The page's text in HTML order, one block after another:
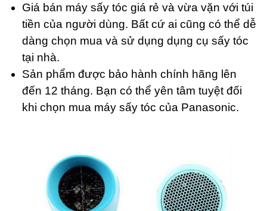
Giá bán máy sấy tóc giá rẻ và vừa vặn với túi
tiền của người dùng. Bất cứ ai cũng có thể dễ
dàng chọn mua và sử dụng dụng cụ sấy tóc
tại nhà.
Sản phẩm được bảo hành chính hãng lên
đến 12 tháng. Bạn có thể yên tâm tuyệt đối
khi chọn mua máy sấy tóc của Panasonic.